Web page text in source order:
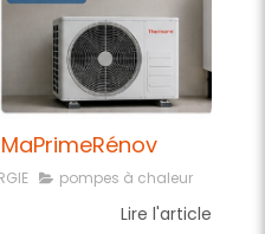
pompes à chaleur
Lire l'article